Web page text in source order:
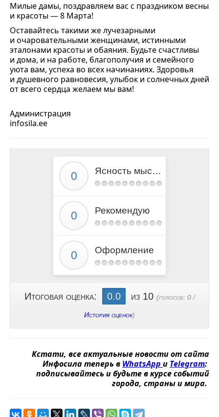
Милые дамы, поздравляем вас с праздником весны
и красоты — 8 Марта!
Оставайтесь такими же лучезарными
и очаровательными женщинами, истинными
эталонами красоты и обаяния. Будьте счастливы
и дома, и на работе, благополучия и семейного
уюта вам, успеха во всех начинаниях. Здоровья
и душевного равновесия, улыбок и солнечных дней
от всего сердца желаем мы вам!
Администрация
infosila.ee
Ясность мысли
Рекомендую
Оформление
Итоговая оценка: 0.0 из 10 (голосов: 0/
История оценок)
Кстати, все актуальные новости от сайта
Инфосила теперь в WhatsApp и Telegram:
подписывайтесь и будьте в курсе событий
города, страны и мира.